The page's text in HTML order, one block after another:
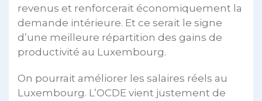
revenus et renforcerait économiquement la
demande intérieure. Et ce serait le signe
d’une meilleure répartition des gains de
productivité au Luxembourg.
On pourrait améliorer les salaires réels au
Luxembourg. L’OCDE vient justement de